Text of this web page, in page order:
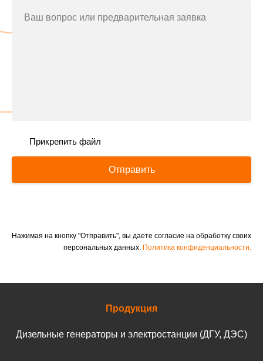
Ваш вопрос или предварительная заявка
Прикрепить файл
Отправить
Нажимая на кнопку "Отправить", вы даете согласие на обработку своих
персональных данных. Политика конфиденциальности.
Продукция
Дизельные генераторы и электростанции (ДГУ, ДЭС)